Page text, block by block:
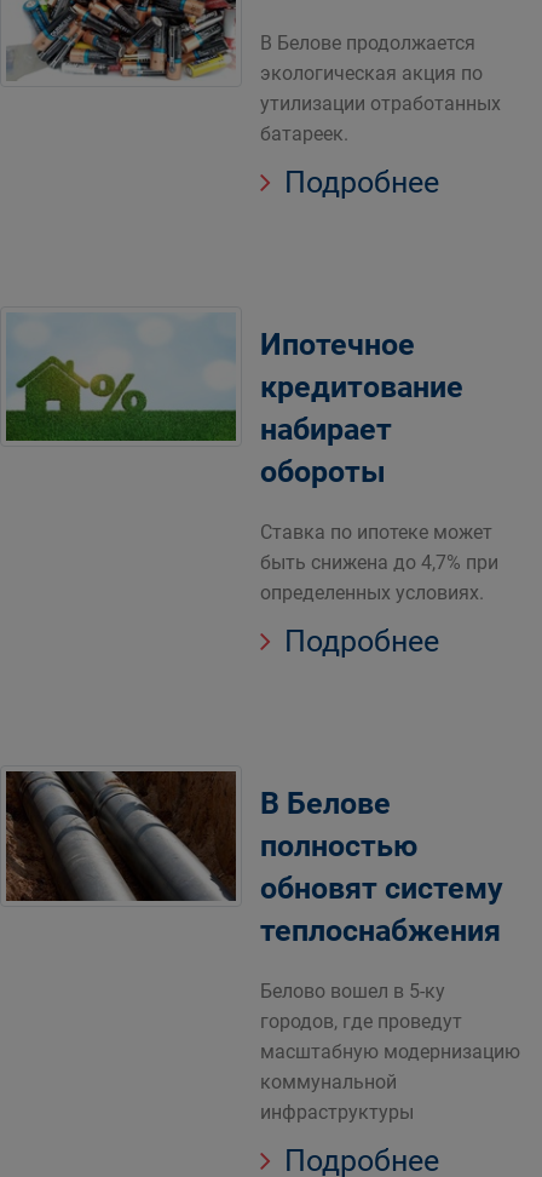
В Белове продолжается
экологическая акция по
утилизации отработанных
батареек.
Подробнее
Ипотечное
кредитование
набирает
обороты
Ставка по ипотеке может
быть снижена до 4,7% при
определенных условиях.
Подробнее
В Белове
полностью
обновят систему
теплоснабжения
Белово вошел в 5-ку
городов, где проведут
масштабную модернизацию
коммунальной
инфраструктуры
Подробнее